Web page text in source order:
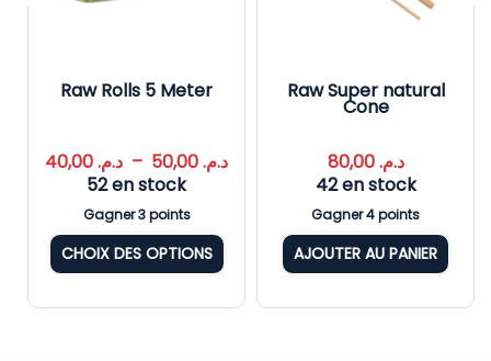
Raw Rolls 5 Meter
د.م. – د.م.
52 en stock
Gagner 3 points
CHOIX DES OPTIONS
Raw Super natural
Cone
د.م.80,00
42 en stock
Gagner 4 points
AJOUTER AU PANIER